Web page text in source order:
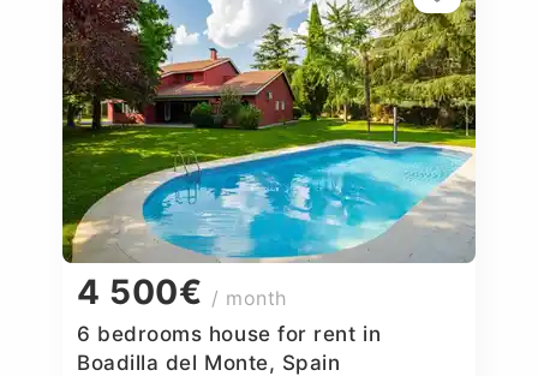
4 500€ / month
6 bedrooms house for rent in
Boadilla del Monte, Spain